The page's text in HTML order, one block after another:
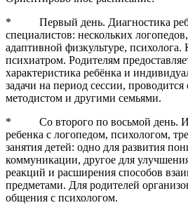
* Первый день. Диагностика
специалистов: нескольких
адаптивной физкультуре, психолога.
психиатром. Родителям
характеристика ребёнка и
задачи на период сессии,
методистом и другими семьями.
* Со второго по восьмой день.
ребенка с логопедом, психологом,
занятия детей: одно для развития
коммуникации, другое для
реакций и расширения способов
предметами. Для родителей
общения с психологом.